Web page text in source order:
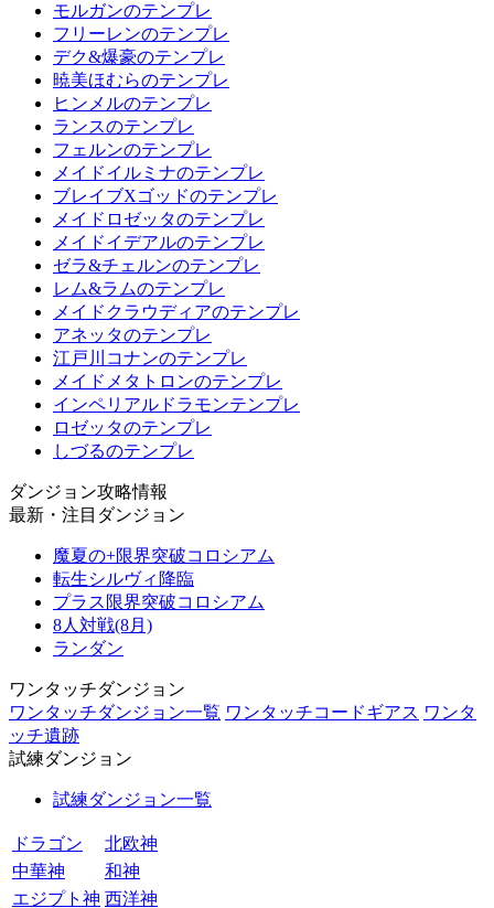
モルガンのテンプレ
フリーレンのテンプレ
デク&爆豪のテンプレ
暁美ほむらのテンプレ
ヒンメルのテンプレ
ランスのテンプレ
フェルンのテンプレ
メイドイルミナのテンプレ
ブレイブXゴッドのテンプレ
メイドロゼッタのテンプレ
メイドイデアルのテンプレ
ゼラ&チェルンのテンプレ
レム&ラムのテンプレ
メイドクラウディアのテンプレ
アネッタのテンプレ
江戸川コナンのテンプレ
メイドメタトロンのテンプレ
インペリアルドラモンテンプレ
ロゼッタのテンプレ
しづるのテンプレ
ダンジョン攻略情報
最新・注目ダンジョン
魔夏の+限界突破コロシアム
転生シルヴィ降臨
プラス限界突破コロシアム
8人対戦(8月)
ランダン
ワンタッチダンジョン
ワンタッチダンジョン一覧 ワンタッチコードギアス ワンタ
ッチ遺跡
試練ダンジョン
試練ダンジョン一覧
ドラゴン
北欧神
中華神
和神
エジプト神 西洋神